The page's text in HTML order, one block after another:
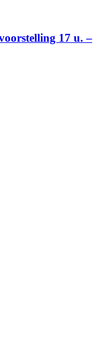
17 u. –